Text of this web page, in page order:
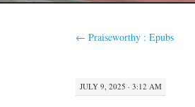
← Praiseworthy : Epubs
JULY 9, 2025 · 3:12 AM